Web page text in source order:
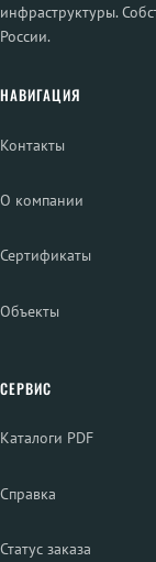
инфраструктуры.
России.
НАВИГАЦИЯ
Контакты
О компании
Сертификаты
Объекты
СЕРВИС
Каталоги PDF
Справка
Статус заказа